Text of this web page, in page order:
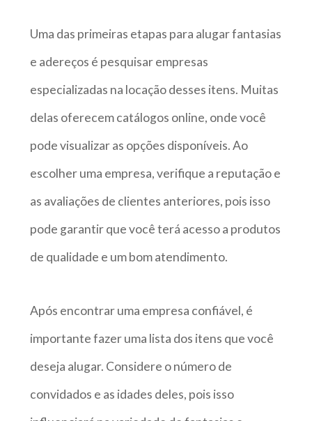
Uma das primeiras etapas para alugar fantasias
e adereços é pesquisar empresas
especializadas na locação desses itens. Muitas
delas oferecem catálogos online, onde você
pode visualizar as opções disponíveis. Ao
escolher uma empresa, verifique a reputação e
as avaliações de clientes anteriores, pois isso
pode garantir que você terá acesso a produtos
de qualidade e um bom atendimento.
Após encontrar uma empresa confiável, é
importante fazer uma lista dos itens que você
deseja alugar. Considere o número de
convidados e as idades deles, pois isso